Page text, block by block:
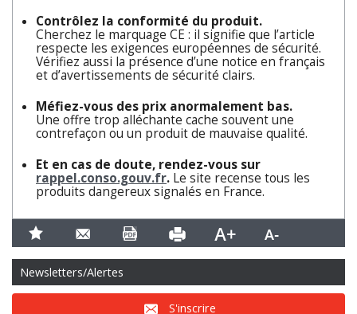
Contrôlez la conformité du produit.
Cherchez le marquage CE : il signifie que l’article
respecte les exigences européennes de sécurité.
Vérifiez aussi la présence d’une notice en français
et d’avertissements de sécurité clairs.
Méfiez-vous des prix anormalement bas.
Une offre trop alléchante cache souvent une
contrefaçon ou un produit de mauvaise qualité.
Et en cas de doute, rendez-vous sur
rappel.conso.gouv.fr. Le site recense tous les
produits dangereux signalés en France.
Newsletters/Alertes
S'inscrire